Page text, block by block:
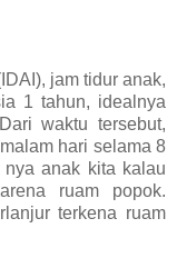
jam tidur anak,
1 tahun, idealnya
waktu tersebut,
hari selama 8
nya anak kita kalau
ruam popok.
terkena ruam